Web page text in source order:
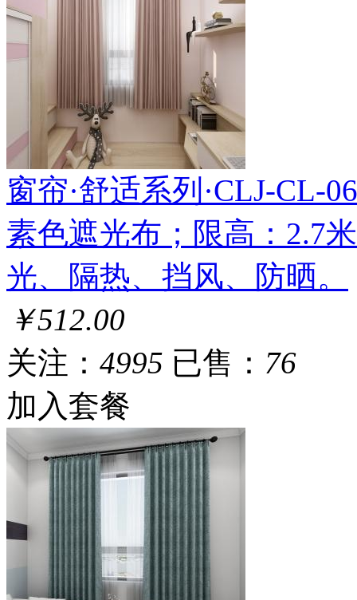
窗帘·舒适系列·CLJ-CL-
素色遮光布；限高：2.7
光、隔热、挡风、防晒。
￥512.00
关注： 4995 已售： 76
加入套餐